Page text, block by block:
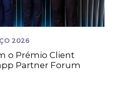
2026
o Prémio Client
Partner Forum